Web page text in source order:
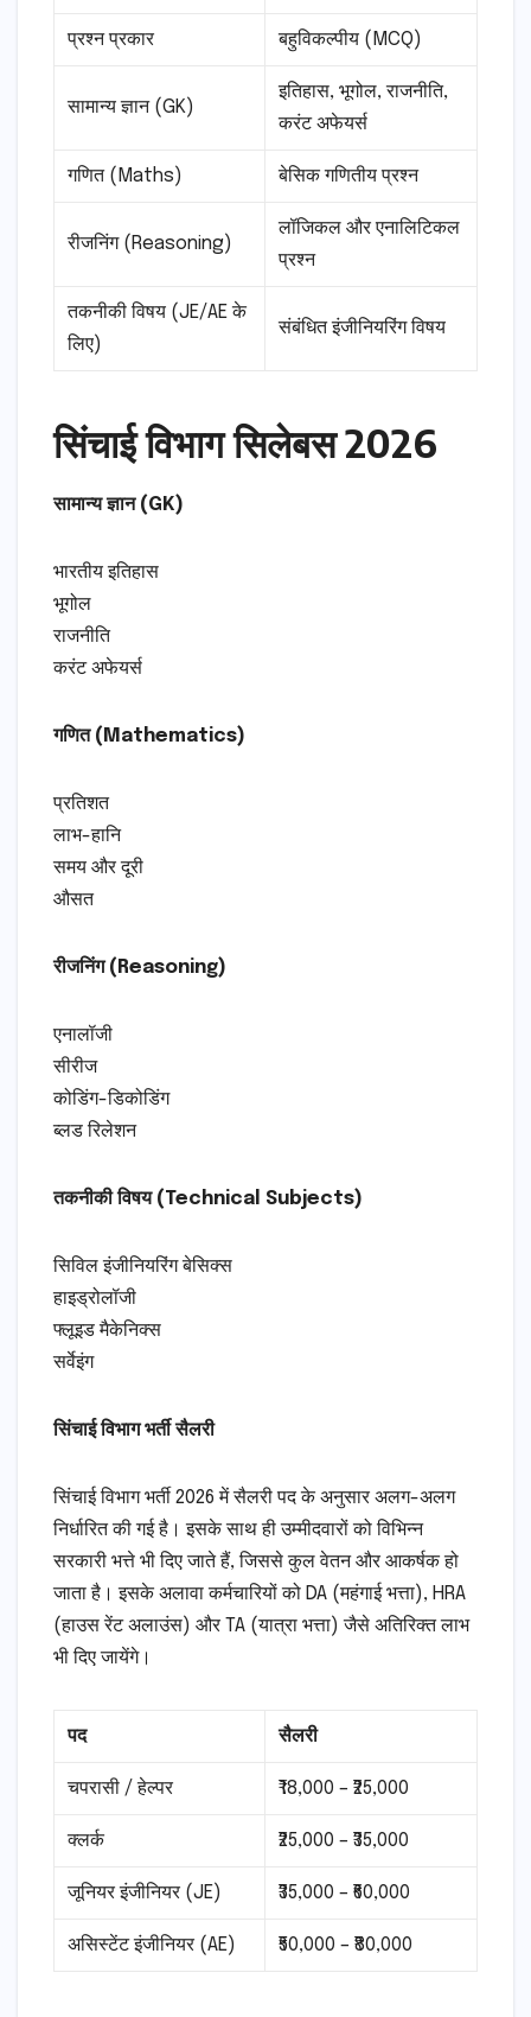
प्रश्न प्रकार बहुविकल्पीय (MCQ)
सामान्य ज्ञान (GK)
इतिहास, भूगोल, राजनीति,
करंट अफेयर्स
गणित (Maths) बेसिक गणितीय प्रश्न
रीजनिंग (Reasoning)
लॉजिकल और एनालिटिकल
प्रश्न
तकनीकी विषय (JE/AE के
लिए)
संबंधित इंजीनियरिंग विषय
सिंचाई विभाग सिलेबस 2026
सामान्य ज्ञान (GK)
भारतीय इतिहास
भूगोल
राजनीति
करंट अफेयर्स
गणित (Mathematics)
प्रतिशत
लाभ-हानि
समय और दूरी
औसत
रीजनिंग (Reasoning)
एनालॉजी
सीरीज
कोडिंग-डिकोडिंग
ब्लड रिलेशन
तकनीकी विषय (Technical Subjects)
सिविल इंजीनियरिंग बेसिक्स
हाइड्रोलॉजी
फ्लूइड मैकेनिक्स
सर्वेइंग
सिंचाई विभाग भर्ती सैलरी
सिंचाई विभाग भर्ती 2026 में सैलरी पद के अनुसार अलग-अलग
निर्धारित की गई है। इसके साथ ही उम्मीदवारों को विभिन्न
सरकारी भत्ते भी दिए जाते हैं, जिससे कुल वेतन और आकर्षक हो
जाता है। इसके अलावा कर्मचारियों को DA (महंगाई भत्ता), HRA
(हाउस रेंट अलाउंस) और TA (यात्रा भत्ता) जैसे अतिरिक्त लाभ
भी दिए जायेंगे।
पद सैलरी
चपरासी / हेल्पर ₹18,000 – ₹25,000
क्लर्क ₹25,000 – ₹35,000
जूनियर इंजीनियर (JE) ₹35,000 – ₹60,000
असिस्टेंट इंजीनियर (AE) ₹50,000 – ₹80,000